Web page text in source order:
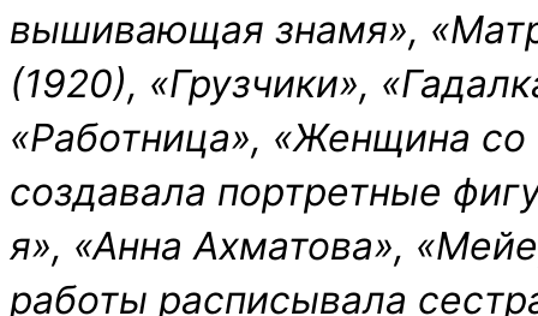
вышивающая знамя»,
(1920), «Грузчики»,
«Работница», «Женщина
создавала портретные
я», «Анна Ахматова»,
работы расписывала